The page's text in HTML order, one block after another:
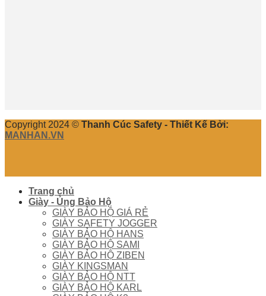
Copyright 2024 © Thanh Cúc Safety - Thiết Kế Bởi:
MANHAN.VN
Trang chủ
Giày - Ủng Bảo Hộ
GIÀY BẢO HỘ GIÁ RẺ
GIÀY SAFETY JOGGER
GIÀY BẢO HỘ HANS
GIÀY BẢO HỘ SAMI
GIÀY BẢO HỘ ZIBEN
GIÀY KINGSMAN
GIÀY BẢO HỘ NTT
GIÀY BẢO HỘ KARL